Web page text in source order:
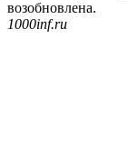
возобновлена.
1000inf.ru